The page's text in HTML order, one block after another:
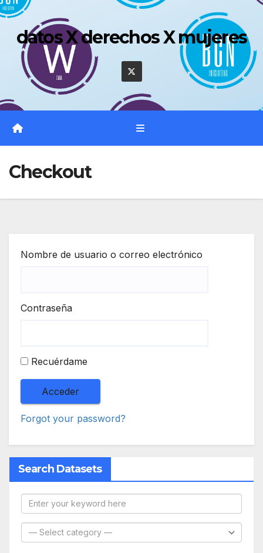
Saltar
contenido
datos X derechos X mujeres
Checkout
Nombre de usuario o correo electrónico
Contraseña
Recuérdame
Forgot your password?
Search Datasets